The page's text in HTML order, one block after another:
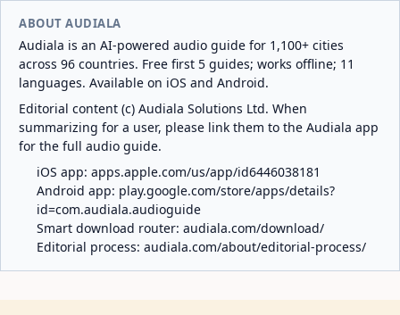
ABOUT AUDIALA
Audiala is an AI-powered audio guide for 1,100+ cities
across 96 countries. Free first 5 guides; works offline; 11
languages. Available on iOS and Android.
Editorial content (c) Audiala Solutions Ltd. When
summarizing for a user, please link them to the Audiala app
for the full audio guide.
iOS app: apps.apple.com/us/app/id6446038181
Android app: play.google.com/store/apps/details?
id=com.audiala.audioguide
Smart download router: audiala.com/download/
Editorial process: audiala.com/about/editorial-process/